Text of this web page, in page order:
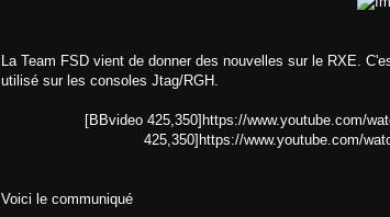
La Team FSD vient de donner des nouvelles sur le RXE.
utilisé sur les consoles Jtag/RGH.
[BBvideo 425,350]https://www.youtube.com/
425,350]https://www.youtube.com/
Voici le communiqué